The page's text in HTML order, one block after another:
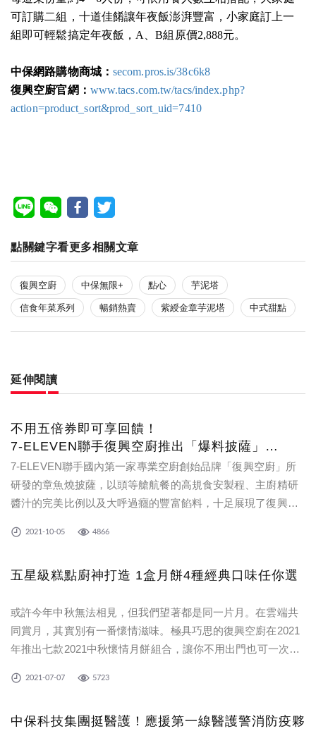
可訂購二組，十道佳餚讓年夜飯澎湃豐富，小家庭訂上一
組即可輕鬆搞定年夜飯，A、B組原價2,888元。
中保網路購物商城： secom.pros.is/38c6k8
復興空廚官網： www.tacs.com.tw/tacs/index.php?
action=product_sort&prod_sort_uid=7410
點關鍵字看更多相關文章
復興空廚 中保無限+ 點心 芋泥塔
信食年菜系列 暢銷熱賣 紫綬金章芋泥塔 中式甜點
延伸閱讀
不用五倍券即可享回饋！
7-ELEVEN聯手復興空廚推出「爆料披薩」
59元讓你吃的好！吃的爽！
7-ELEVEN聯手國內第一家專業空廚創始品牌「復興空廚」所
研發的章魚燒披薩，以頭等艙航餐的高規食安製程、主廚精研
醬汁的完美比例以及大呼過癮的豐富餡料，十足展現了復興空
稱披薩界的「爆料天王」。
2021-10-05 4866
五星級糕點廚神打造 1盒月餅4種經典口味任你選
或許今年中秋無法相見，但我們望著都是同一片月。在雲端共
同賞月，其實別有一番懷情滋味。極具巧思的復興空廚在2021
年推出七款2021中秋懷情月餅組合，讓你不用出門也可一次擁
今年中秋，就讓復興空廚的中秋禮盒帶您與家人、好友一起雲
2021-07-07 5723
中保科技集團挺醫護！應援第一線醫護警消防疫夥